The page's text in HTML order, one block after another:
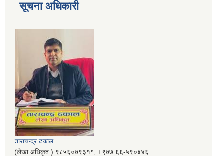
सूचना अधिकारी
ताराचन्द्र ढकाल
(लेखा अधिकृत ) ९८५६०७९३११, ‌‍‍+९७७ ६६-५९०४४६